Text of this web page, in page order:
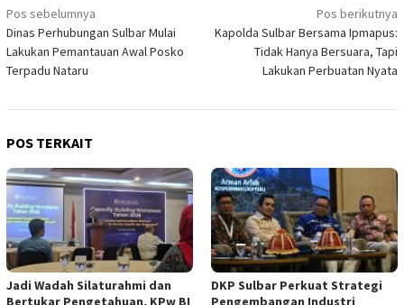
Navigasi
pos
Pos sebelumnya
Dinas Perhubungan Sulbar Mulai
Lakukan Pemantauan Awal Posko
Terpadu Nataru
Pos berikutnya
Kapolda Sulbar Bersama Ipmapus:
Tidak Hanya Bersuara, Tapi
Lakukan Perbuatan Nyata
POS TERKAIT
Jadi Wadah Silaturahmi dan
Bertukar Pengetahuan, KPw BI
DKP Sulbar Perkuat Strategi
Pengembangan Industri